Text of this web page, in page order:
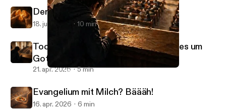
Tock, tock, tock - und plötzlich geht es um Gott
Der Sinn des Lebens - Teil 2
18. juni 2026 10 min
Tock, tock, tock - und plötzlich geht es um
Gott
21. apr. 2026 5 min
Evangelium mit Milch? Bäääh!
16. apr. 2026 6 min